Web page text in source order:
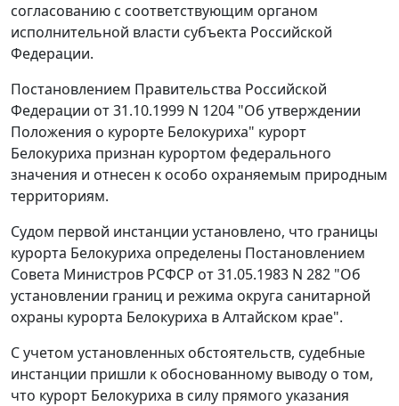
согласованию с соответствующим органом
исполнительной власти субъекта Российской
Федерации.
Постановлением Правительства Российской
Федерации от 31.10.1999 N 1204 "Об утверждении
Положения о курорте Белокуриха" курорт
Белокуриха признан курортом федерального
значения и отнесен к особо охраняемым природным
территориям.
Судом первой инстанции установлено, что границы
курорта Белокуриха определены Постановлением
Совета Министров РСФСР от 31.05.1983 N 282 "Об
установлении границ и режима округа санитарной
охраны курорта Белокуриха в Алтайском крае".
С учетом установленных обстоятельств, судебные
инстанции пришли к обоснованному выводу о том,
что курорт Белокуриха в силу прямого указания